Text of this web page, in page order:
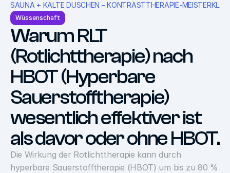
SAUNA + KALTE DUSCHEN – KONTRASTTHERAPIE-
Wüssenschaft
Warum RLT
(Rotlichttherapie) nach
HBOT (Hyperbare
Sauerstofftherapie)
wesentlich effektiver ist
als davor oder ohne HBOT.
Die Wirkung der Rotlichttherapie kann durch
hyperbare Sauerstofftherapie (HBOT) um bis zu 80 %